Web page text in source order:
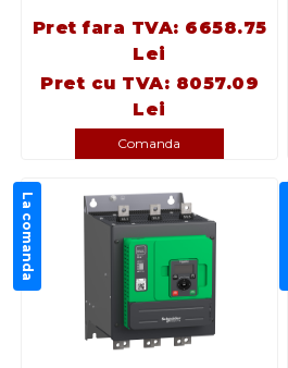
Pret fara TVA: 6658.75
Lei
Pret cu TVA: 8057.09
Lei
Comanda
La comanda